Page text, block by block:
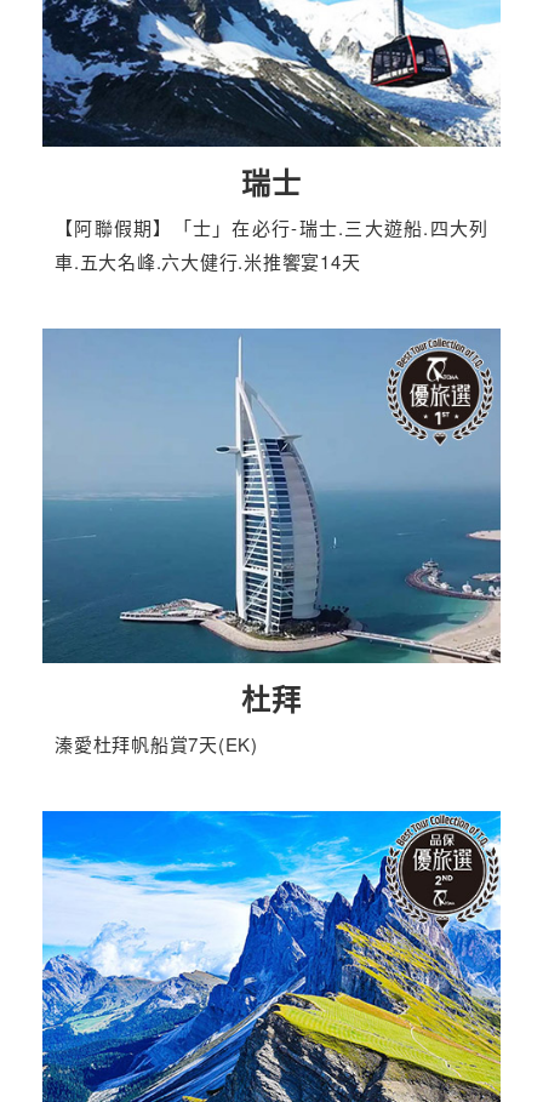
瑞士
【阿聯假期】「士」在必行-瑞士.三大遊船.四大列
車.五大名峰.六大健行.米推饗宴14天
杜拜
溱愛杜拜帆船賞7天(EK)